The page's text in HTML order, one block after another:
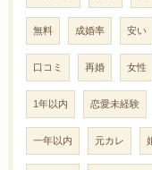
無料 成婚率 安い
口コミ 再婚 女性
1年以内 恋愛未経験
一年以内 元カレ